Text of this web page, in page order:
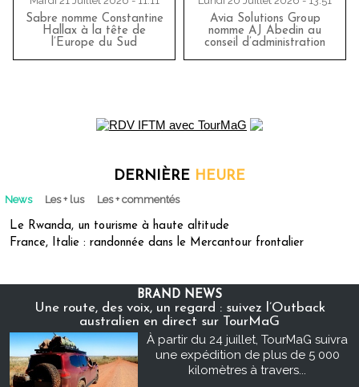
Sabre nomme Constantine
Hallax à la tête de
l’Europe du Sud
Avia Solutions Group
nomme AJ Abedin au
conseil d’administration
DERNIÈRE HEURE
News Les + lus Les + commentés
Le Rwanda, un tourisme à haute altitude
France, Italie : randonnée dans le Mercantour frontalier
BRAND NEWS
Une route, des voix, un regard : suivez l’Outback
australien en direct sur TourMaG
À partir du 24 juillet, TourMaG suivra
une expédition de plus de 5 000
kilomètres à travers...